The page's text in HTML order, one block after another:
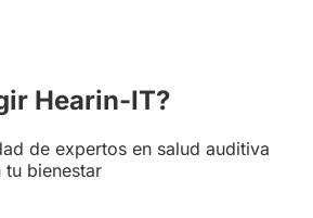
Hearin-IT?
de expertos en salud auditiva
bienestar